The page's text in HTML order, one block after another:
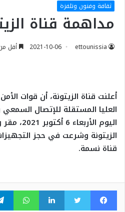
ثقافة وفنون وتلفزة
مداهمة قناة
ettounissia
2021-10-06 أقل
أعلنت قناة الزيتونة، أن قوات
العليا المستقلة للإتصال
اليوم
الزيتونة وشرعت في حجز
قناة نسمة.
فيسبوكتويتر لينكدإن